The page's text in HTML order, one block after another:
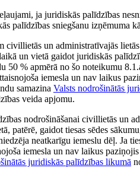
ja juridiskās palīdzības
palīdzības sniegšanu izņēmuma
un administratīvajās
un vietā gaidot juridiskās
% apmērā no šo noteikumu
iemesla un nav laikus
samazina Valsts nodrošinātās
veida apjomu.
nodrošināšanai civillietās un
patērē, gaidot tiesas sēdes
neatkarīgu iemeslu dēļ. Ja
iemesla un nav laikus
juridiskās palīdzības likumā